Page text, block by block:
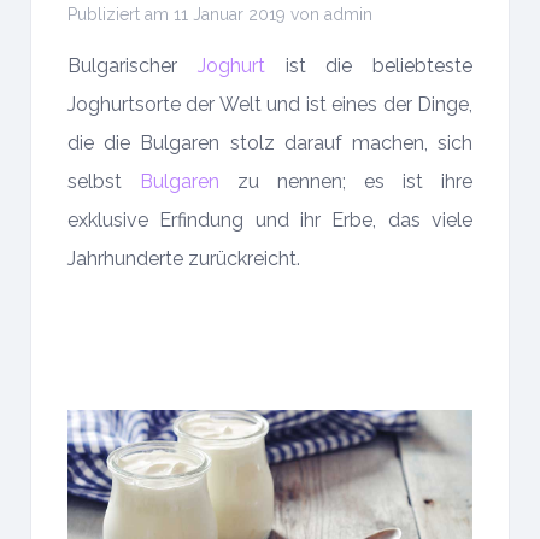
Publiziert am 11 Januar 2019 von admin
Bulgarischer Joghurtist die beliebteste
Joghurtsorte der Welt und ist eines der Dinge,
die die Bulgaren stolz darauf machen, sich
selbst
Bulgaren zu nennen; es ist ihre
exklusive Erfindung und ihr Erbe, das viele
Jahrhunderte zurückreicht.